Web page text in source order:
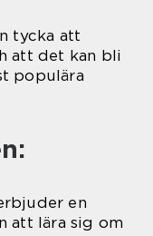
tycka att
att det kan bli
populära
en
att lära sig om